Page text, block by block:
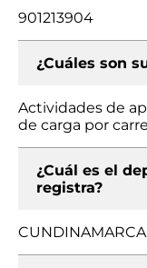
901213904
¿Cuáles son
Actividades de
de carga por
¿Cuál es el
registra?
CUNDINAMARCA